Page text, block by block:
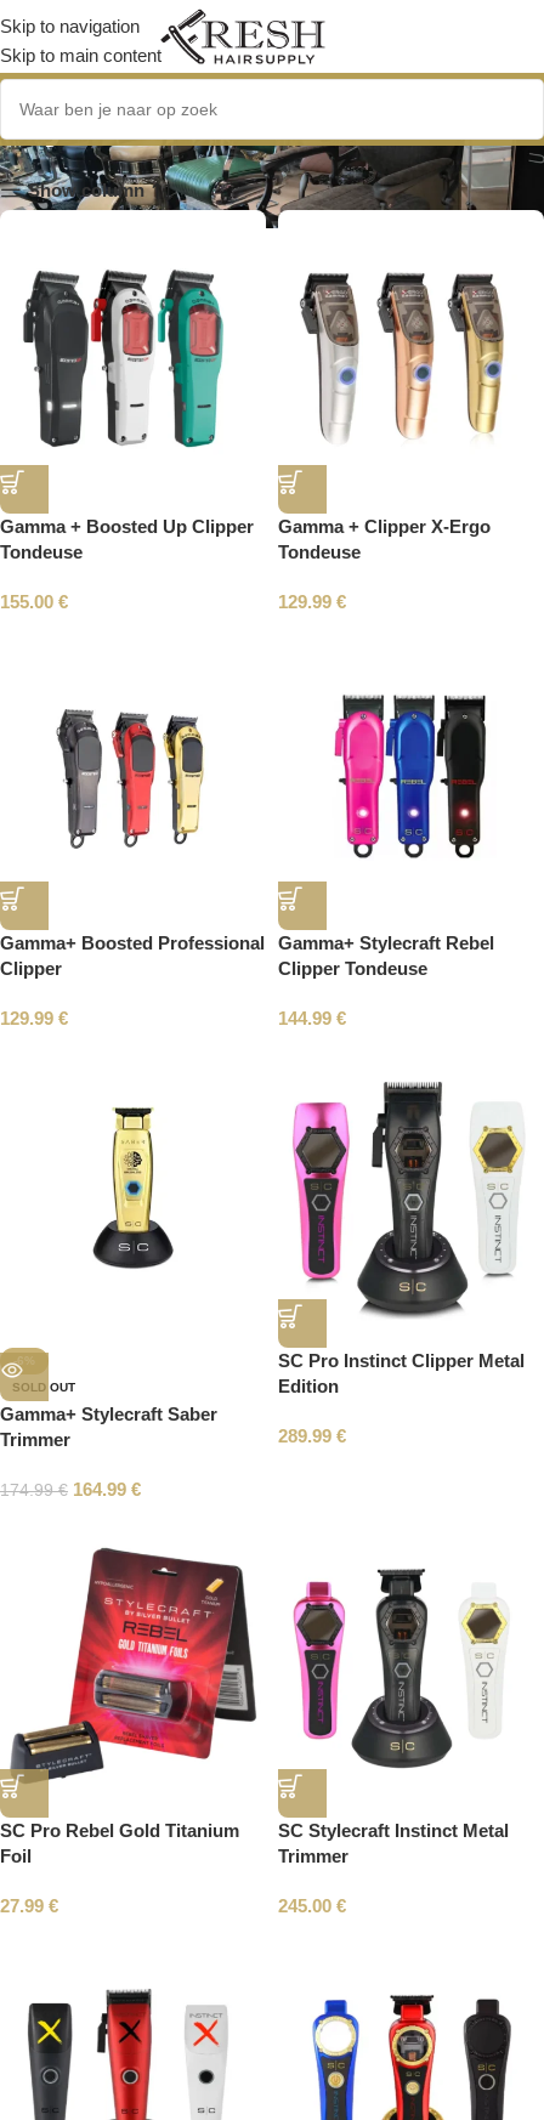
Skip to navigation
Skip to main content
Stylecraft
Show column
Gamma + Boosted Up Clipper
Tondeuse
155.00 €
Gamma + Clipper X-Ergo
Tondeuse
129.99 €
Gamma+ Boosted Professional
Clipper
129.99 €
Gamma+ Stylecraft Rebel
Clipper Tondeuse
144.99 €
-6%
SOLD OUT
Gamma+ Stylecraft Saber
Trimmer
174.99€ 164.99 €
SC Pro Instinct Clipper Metal
Edition
289.99 €
SC Pro Rebel Gold Titanium
Foil
27.99 €
SC Stylecraft Instinct Metal
Trimmer
245.00 €